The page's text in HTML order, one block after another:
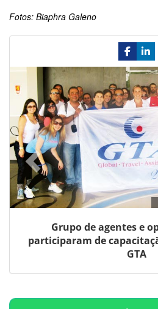
Fotos: Biaphra Galeno
Grupo de agentes e
participaram de
GTA
Previous